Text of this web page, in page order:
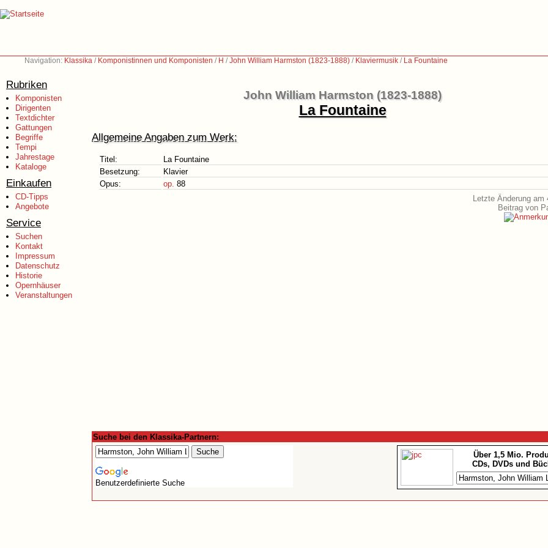
Navigation: Klassika / Komponistinnen und Komponisten / H /John William Harmston (1823-1888) / Klaviermusik / La Fountaine
Rubriken
Komponisten
Dirigenten
Textdichter
Gattungen
Begriffe
Tempi
Jahrestage
Kataloge
Einkaufen
CD-Tipps
Angebote
Service
Suchen
Kontakt
Impressum
Datenschutz
Historie
Opernhäuser
Veranstaltungen
John William Harmston (1823-1888)
La Fountaine
Allgemeine Angaben zum Werk:
Titel:
La Fountaine
Besetzung:
Klavier
Opus:
op. 88
Letzte Änderung am
Beitrag von
Suche bei den Klassika-Partnern:
Benutzerdefinierte Suche
Über 1,5 Mio.
CDs, DVDs und